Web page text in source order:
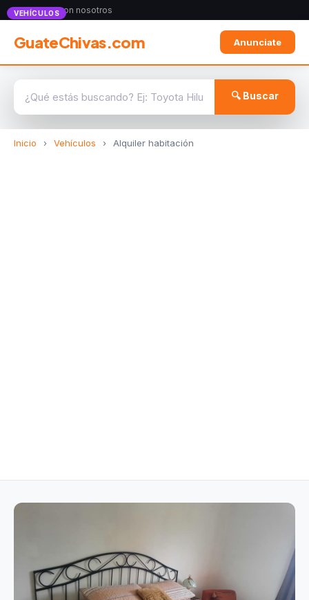
Anunciate con nosotros
GuateChivas.com Anunciate
🔍 Buscar
Inicio › Vehículos › Alquiler habitación
VEHÍCULOS